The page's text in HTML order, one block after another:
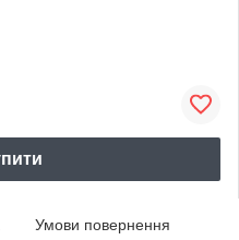
Умови повернення